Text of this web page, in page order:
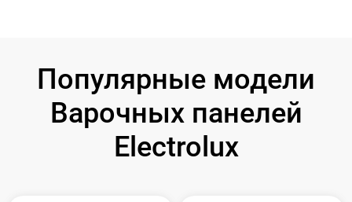
Популярные модели
Варочных панелей
Electrolux